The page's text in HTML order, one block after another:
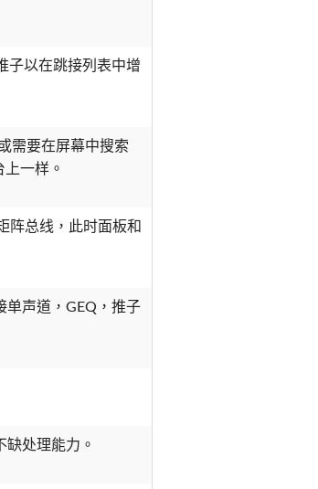
子以在跳接列表中增
需要在屏幕中搜索
一样。
阵总线，此时面板和
单声道，GEQ，推子
缺处理能力。